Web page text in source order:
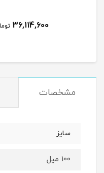
36,114,600 تومان
مشخصات
سایز
100 میل